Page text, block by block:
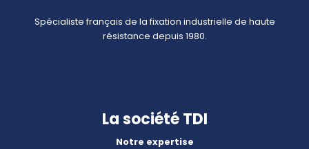
Spécialiste français de la fixation industrielle de haute
résistance depuis 1980.
La société TDI
Notre expertise